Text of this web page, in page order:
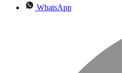
WhatsApp